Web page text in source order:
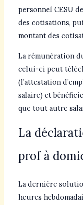
personnel CESU
des cotisations,
montant des
La rémunération
celui-ci peut
(l’attestation
salaire) et
que tout autre
La
prof à
La dernière
heures